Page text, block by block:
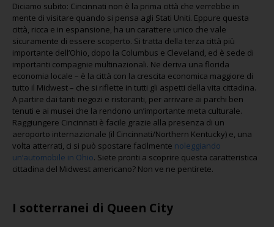
Diciamo subito: Cincinnati non è la prima città che verrebbe in
mente di visitare quando si pensa agli Stati Uniti. Eppure questa
città, ricca e in espansione, ha un carattere unico che vale
sicuramente di essere scoperto. Si tratta della terza città più
importante dell’Ohio, dopo la Columbus e Cleveland, ed è sede di
importanti compagnie multinazionali. Ne deriva una florida
economia locale – è la città con la crescita economica maggiore di
tutto il Midwest – che si riflette in tutti gli aspetti della vita cittadina.
A partire dai tanti negozi e ristoranti, per arrivare ai parchi ben
tenuti e ai musei che la rendono un’importante meta culturale.
Raggiungere Cincinnati è facile grazie alla presenza di un
aeroporto internazionale (il Cincinnati/Northern Kentucky) e, una
volta atterrati, ci si può spostare facilmente noleggiando
un’automobile in Ohio. Siete pronti a scoprire questa caratteristica
cittadina del Midwest americano? Non ve ne pentirete.
I sotterranei di Queen City